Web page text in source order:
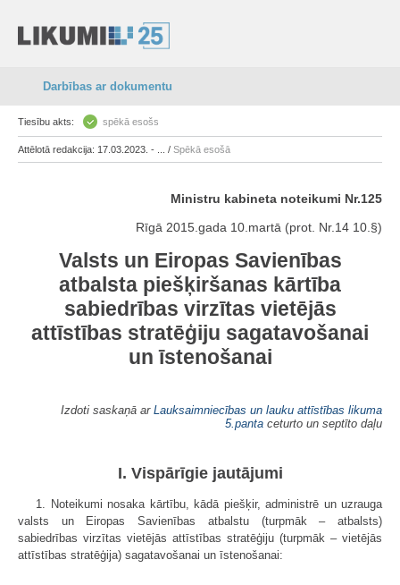
Darbības ar dokumentu
Tiesību akts: spēkā esošs
Attēlotā redakcija: 17.03.2023. - ... / Spēkā esošā
Ministru kabineta noteikumi Nr.125
Rīgā 2015.gada 10.martā (prot. Nr.14 10.§)
Valsts un Eiropas Savienības
atbalsta piešķiršanas kārtība
sabiedrības virzītas vietējās
attīstības stratēģiju sagatavošanai
un īstenošanai
Izdoti saskaņā ar Lauksaimniecības un lauku attīstības likuma
5.panta ceturto un septīto daļu
I. Vispārīgie jautājumi
1. Noteikumi nosaka kārtību, kādā piešķir, administrē un uzrauga
valsts un Eiropas Savienības atbalstu (turpmāk – atbalsts)
sabiedrības virzītas vietējās attīstības stratēģiju (turpmāk – vietējās
attīstības stratēģija) sagatavošanai un īstenošanai: